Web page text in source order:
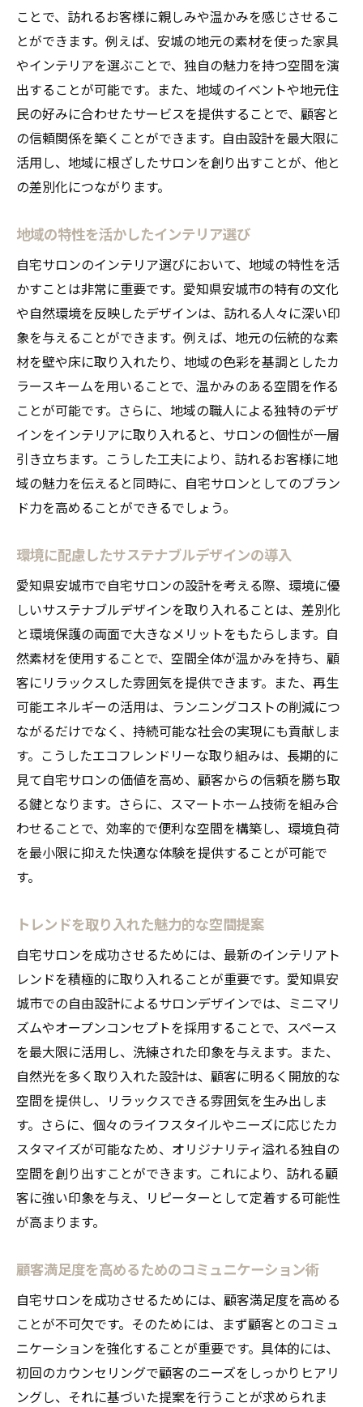
ことで、訪れるお客様に親しみや温かみを感じさせるこ
とができます。例えば、安城の地元の素材を使った家具
やインテリアを選ぶことで、独自の魅力を持つ空間を演
出することが可能です。また、地域のイベントや地元住
民の好みに合わせたサービスを提供することで、顧客と
の信頼関係を築くことができます。自由設計を最大限に
活用し、地域に根ざしたサロンを創り出すことが、他と
の差別化につながります。
地域の特性を活かしたインテリア選び
自宅サロンのインテリア選びにおいて、地域の特性を活
かすことは非常に重要です。愛知県安城市の特有の文化
や自然環境を反映したデザインは、訪れる人々に深い印
象を与えることができます。例えば、地元の伝統的な素
材を壁や床に取り入れたり、地域の色彩を基調としたカ
ラースキームを用いることで、温かみのある空間を作る
ことが可能です。さらに、地域の職人による独特のデザ
インをインテリアに取り入れると、サロンの個性が一層
引き立ちます。こうした工夫により、訪れるお客様に地
域の魅力を伝えると同時に、自宅サロンとしてのブラン
ド力を高めることができるでしょう。
環境に配慮したサステナブルデザインの導入
愛知県安城市で自宅サロンの設計を考える際、環境に優
しいサステナブルデザインを取り入れることは、差別化
と環境保護の両面で大きなメリットをもたらします。自
然素材を使用することで、空間全体が温かみを持ち、顧
客にリラックスした雰囲気を提供できます。また、再生
可能エネルギーの活用は、ランニングコストの削減につ
ながるだけでなく、持続可能な社会の実現にも貢献しま
す。こうしたエコフレンドリーな取り組みは、長期的に
見て自宅サロンの価値を高め、顧客からの信頼を勝ち取
る鍵となります。さらに、スマートホーム技術を組み合
わせることで、効率的で便利な空間を構築し、環境負荷
を最小限に抑えた快適な体験を提供することが可能で
す。
トレンドを取り入れた魅力的な空間提案
自宅サロンを成功させるためには、最新のインテリアト
レンドを積極的に取り入れることが重要です。愛知県安
城市での自由設計によるサロンデザインでは、ミニマリ
ズムやオープンコンセプトを採用することで、スペース
を最大限に活用し、洗練された印象を与えます。また、
自然光を多く取り入れた設計は、顧客に明るく開放的な
空間を提供し、リラックスできる雰囲気を生み出しま
す。さらに、個々のライフスタイルやニーズに応じたカ
スタマイズが可能なため、オリジナリティ溢れる独自の
空間を創り出すことができます。これにより、訪れる顧
客に強い印象を与え、リピーターとして定着する可能性
が高まります。
顧客満足度を高めるためのコミュニケーション術
自宅サロンを成功させるためには、顧客満足度を高める
ことが不可欠です。そのためには、まず顧客とのコミュ
ニケーションを強化することが重要です。具体的には、
初回のカウンセリングで顧客のニーズをしっかりヒアリ
ングし、それに基づいた提案を行うことが求められま